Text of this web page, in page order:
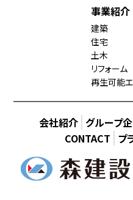
事業紹介
建築
住宅
土木
リフォーム
再生可能
会社紹介 グループ
CONTACT プ